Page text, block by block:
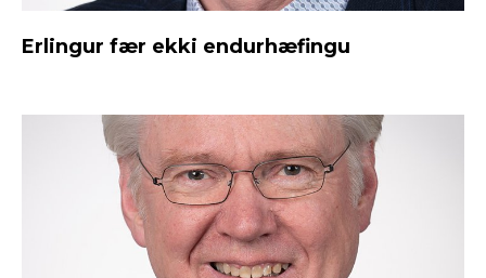
Erlingur fær ekki endurhæfingu